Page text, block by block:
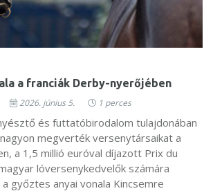
a franciák Derby-nyerőjében
2026. június 5. 1 perces
és futtatóbirodalom tulajdonában
megverték versenytársaikat a
a 1,5 millió euróval díjazott Prix du
lóversenykedvelők számára
győztes anyai vonala Kincsemre